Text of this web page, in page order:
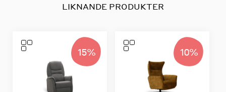
LIKNANDE PRODUKTER
15% 10%